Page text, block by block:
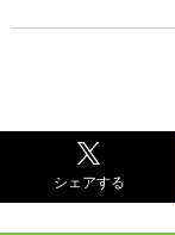
シェアする